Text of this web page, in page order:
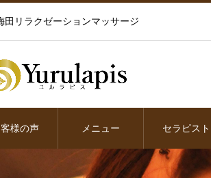
田リラクゼーションマッサージ
様の声 メニュー セラピスト